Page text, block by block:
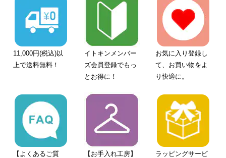
11,000円(税込)以
上で送料無料！
イトキンメンバー
ズ会員登録でもっ
とお得に！
お気に入り登録し
て、お買い物をよ
り快適に。
【よくあるご質
【お手入れ工房】
ラッピングサービ